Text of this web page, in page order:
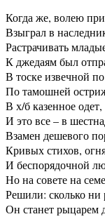
Когда же, волею
Взыграл в
Растрачивать
К джедаям был
В тоске извечной
По тамошней
В х/б казенное одет,
И это все – в
Взамен дешевого
Кривых стихов,
И беспорядочной
Но на совете на
Решили: сколько ни
Он станет рыцарем